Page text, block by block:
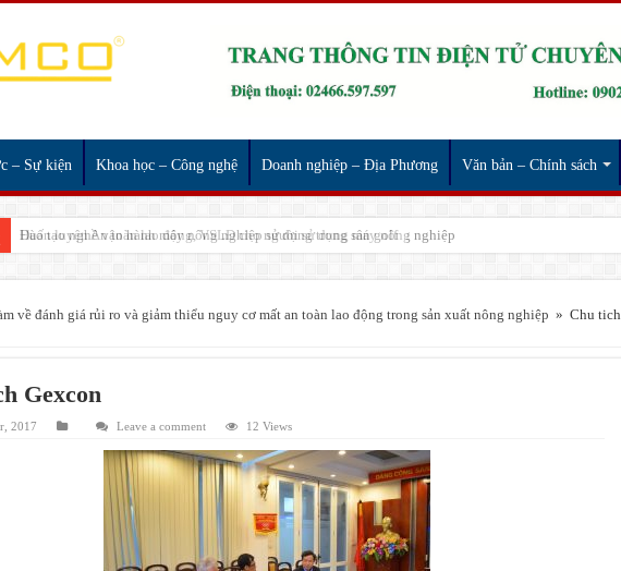
– Sự kiện Khoa học – Công nghệ Doanh nghiệp – Địa Phương Văn bản – Chính sách
Huấn luyện An toàn lao động, VSLĐ cho người sử dụng máy nông nghiệp
về đánh giá rủi ro và giảm thiểu nguy cơ mất an toàn lao động trong sản xuất nông nghiệp » Chu tich
Gexcon
2017 Leave a comment 12 Views